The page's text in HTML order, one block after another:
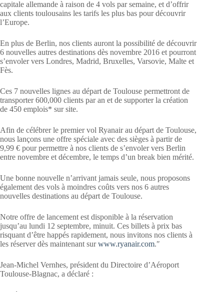
capitale allemande à raison de 4 vols par semaine, et d’offrir
aux clients toulousains les tarifs les plus bas pour découvrir
l’Europe.
En plus de Berlin, nos clients auront la possibilité de découvrir
6 nouvelles autres destinations dès novembre 2016 et pourront
s’envoler vers Londres, Madrid, Bruxelles, Varsovie, Malte et
Fès.
Ces 7 nouvelles lignes au départ de Toulouse permettront de
transporter 600,000 clients par an et de supporter la création
de 450 emplois* sur site.
Afin de célébrer le premier vol Ryanair au départ de Toulouse,
nous lançons une offre spéciale avec des sièges à partir de
9,99 € pour permettre à nos clients de s’envoler vers Berlin
entre novembre et décembre, le temps d’un break bien mérité.
Une bonne nouvelle n’arrivant jamais seule, nous proposons
également des vols à moindres coûts vers nos 6 autres
nouvelles destinations au départ de Toulouse.
Notre offre de lancement est disponible à la réservation
jusqu’au lundi 12 septembre, minuit. Ces billets à prix bas
risquant d’être happés rapidement, nous invitons nos clients à
les réserver dès maintenant surwww.ryanair.com.″
Jean-Michel Vernhes, président du Directoire d’Aéroport
Toulouse-Blagnac, a déclaré :